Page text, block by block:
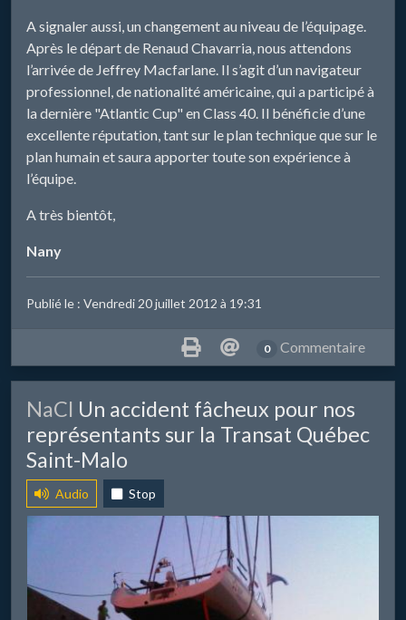
A signaler aussi, un changement au niveau de l’équipage.
Après le départ de Renaud Chavarria, nous attendons
l’arrivée de Jeffrey Macfarlane. Il s’agit d’un navigateur
professionnel, de nationalité américaine, qui a participé à
la dernière "Atlantic Cup" en Class 40. Il bénéficie d’une
excellente réputation, tant sur le plan technique que sur le
plan humain et saura apporter toute son expérience à
l’équipe.
A très bientôt,
Nany
Publié le : Vendredi 20 juillet 2012 à 19:31
0 Commentaire
​NaCl Un accident fâcheux pour nos
représentants sur la Transat Québec
Saint-Malo
Audio Stop